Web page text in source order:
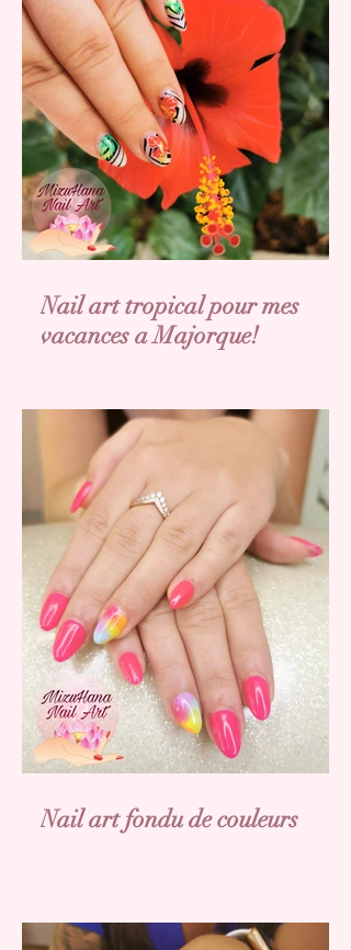
Nail art tropical pour mes
vacances a Majorque!
Nail art fondu de couleurs